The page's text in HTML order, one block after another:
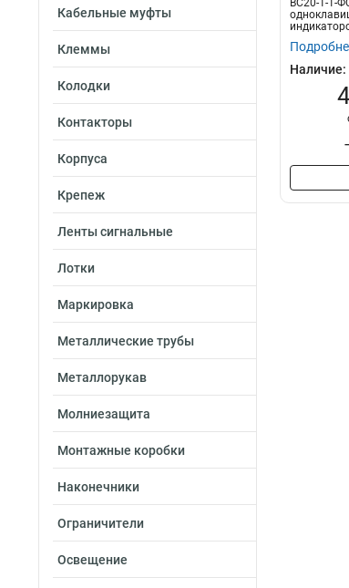
Кабельные муфты
Клеммы
Колодки
Контакторы
Корпуса
Крепеж
Ленты сигнальные
Лотки
Маркировка
Металлические трубы
Металлорукав
Молниезащита
Монтажные коробки
Наконечники
Ограничители
Освещение
ВС20-1-1-
Наличие: